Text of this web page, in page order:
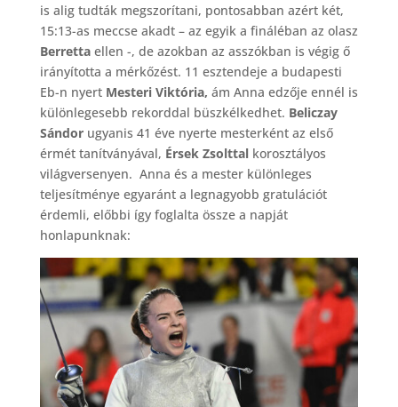
is alig tudták megszorítani, pontosabban azért két,
15:13-as meccse akadt – az egyik a fináléban az olasz
Berretta ellen -, de azokban az asszókban is végig ő
irányította a mérkőzést. 11 esztendeje a budapesti
Eb-n nyert Mesteri Viktória, ám Anna edzője ennél is
különlegesebb rekorddal büszkélkedhet. Beliczay
Sándorugyanis 41 éve nyerte mesterként az első
érmét tanítványával, Érsek Zsolttalkorosztályos
világversenyen. Anna és a mester különleges
teljesítménye egyaránt a legnagyobb gratulációt
érdemli, előbbi így foglalta össze a napját
honlapunknak: